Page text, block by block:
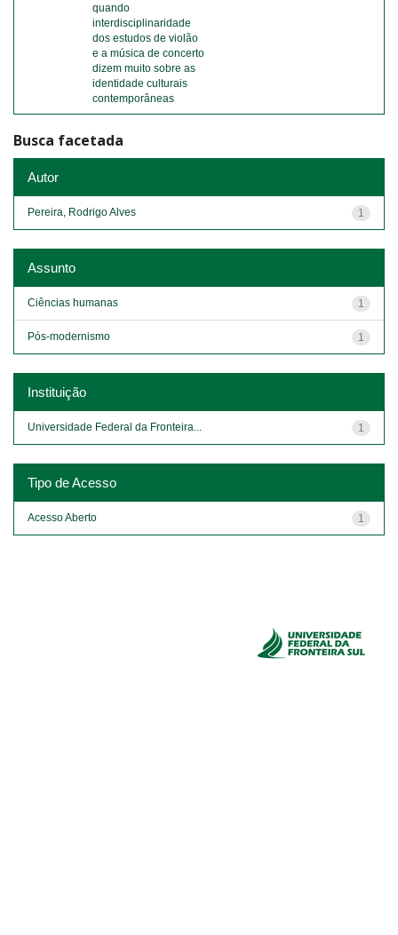
quando
interdisciplinaridade
dos estudos de violão
e a música de concerto
dizem muito sobre as
identidade culturais
contemporâneas
Busca facetada
Autor
1
Pereira, Rodrigo Alves
Assunto
1
Ciências humanas
1
Pós-modernismo
Instituição
1
Universidade Federal da Fronteira...
Tipo de Acesso
1
Acesso Aberto